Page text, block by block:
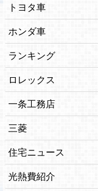
トヨタ車
ホンダ車
ランキング
ロレックス
一条工務店
三菱
住宅ニュース
光熱費紹介